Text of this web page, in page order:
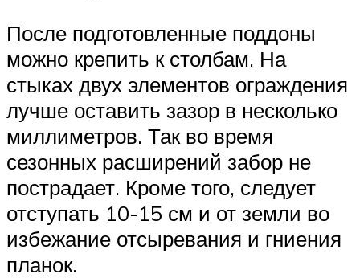
После подготовленные поддоны
можно крепить к столбам. На
стыках двух элементов ограждения
лучше оставить зазор в несколько
миллиметров. Так во время
сезонных расширений забор не
пострадает. Кроме того, следует
отступать 10-15 см и от земли во
избежание отсыревания и гниения
планок.